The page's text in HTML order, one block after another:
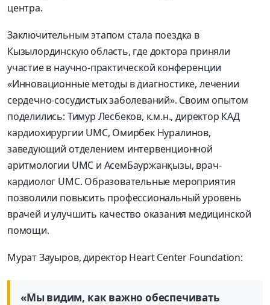
центра.
Заключительным этапом стала поездка в
Кызылординскую область, гдедоктора приняли
участие в научно-практической конференции
«Инновационные методы в диагностике, лечении
сердечно-сосудистых заболеваний». Своим опытом
поделились: Тимур Лесбеков, к.м.н., директор КАД
кардиохирургии UMC, Омирбек Нуралинов,
заведующий отделением интервенционной
аритмологии UMC и АсемБауржанқызы, врач-
кардиолог UMC. Образовательные мероприятия
позволили повысить профессиональный уровень
врачей и улучшить качество оказания медицинской
помощи.
МуратЗауыров,директор Heart Center Foundation:
«Мы видим, как важно обеспечивать